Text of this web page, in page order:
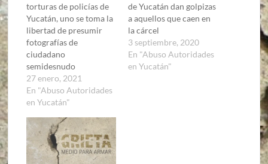
torturas de policías de
Yucatán, uno se toma la
libertad de presumir
fotografías de
ciudadano
semidesnudo
27 enero, 2021
En "Abuso Autoridades
en Yucatán"
de Yucatán dan golpizas
a aquellos que caen en
la cárcel
3 septiembre, 2020
En "Abuso Autoridades
en Yucatán"